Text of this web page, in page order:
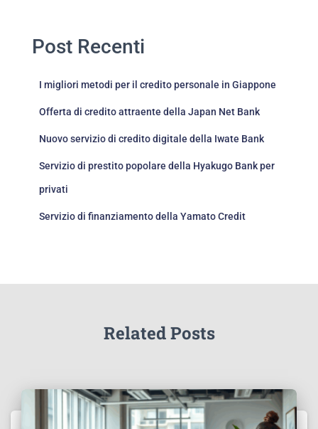
Post Recenti
I migliori metodi per il credito personale in Giappone
Offerta di credito attraente della Japan Net Bank
Nuovo servizio di credito digitale della Iwate Bank
Servizio di prestito popolare della Hyakugo Bank per
privati
Servizio di finanziamento della Yamato Credit
Related Posts